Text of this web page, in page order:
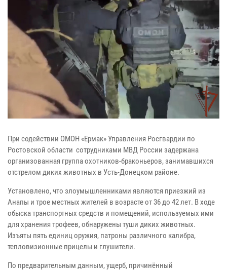
При содействии ОМОН «Ермак» Управления Росгвардии по
Ростовской области сотрудниками МВД России задержана
организованная группа охотников-браконьеров, занимавшихся
отстрелом диких животных в Усть-Донецком районе.
Установлено, что злоумышленниками являются приезжий из
Анапы и трое местных жителей в возрасте от 36 до 42 лет. В ходе
обыска транспортных средств и помещений, используемых ими
для хранения трофеев, обнаружены туши диких животных.
Изъяты пять единиц оружия, патроны различного калибра,
тепловизионные прицелы и глушители.
По предварительным данным, ущерб, причинённый